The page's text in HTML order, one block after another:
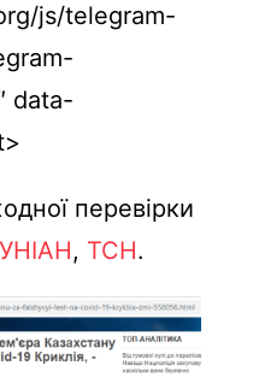
js/telegram-
data-
перевірки
УНІАН, ТСН.